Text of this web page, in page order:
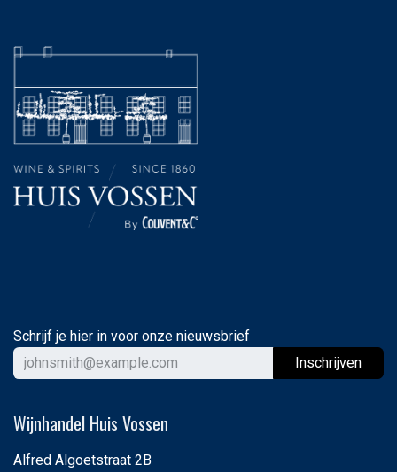
Schrijf je hier in voor onze nieuwsbrief
Inschrijven
Wijnhandel Huis Vossen
Alfred Algoetstraat 2B